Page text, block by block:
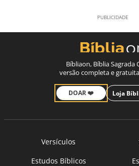
Bíbliaon, Bíblia Sagrada
versão completa e
DOAR ❤️ Loja
Versículos
Estudos Bíblicos